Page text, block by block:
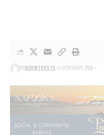
BYKORINTHOSTV 7 ΙΟΥΛΊΟΥ 2026